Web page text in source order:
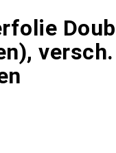
versch.